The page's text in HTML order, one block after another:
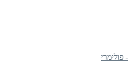
פולימרי